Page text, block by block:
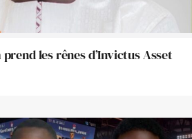
les rênes d’Invictus Asset